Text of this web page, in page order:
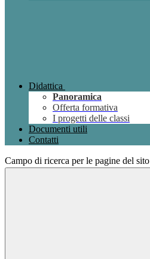
Didattica
Panoramica
Offerta formativa
I progetti delle classi
Documenti utili
Contatti
Campo di ricerca per le pagine del sito